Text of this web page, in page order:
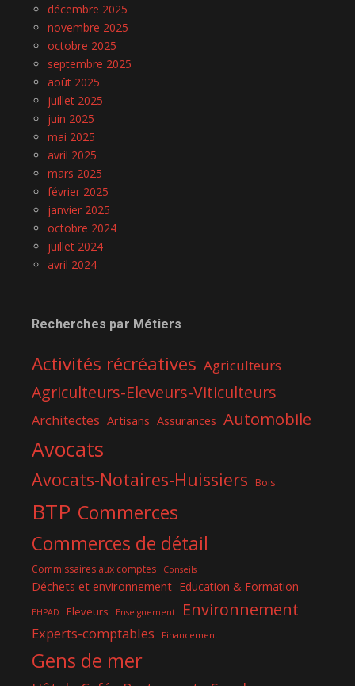
décembre 2025
novembre 2025
octobre 2025
septembre 2025
août 2025
juillet 2025
juin 2025
mai 2025
avril 2025
mars 2025
février 2025
janvier 2025
octobre 2024
juillet 2024
avril 2024
Recherches par Métiers
Activités récréatives Agriculteurs
Agriculteurs-Eleveurs-Viticulteurs
Architectes Artisans Assurances Automobile
Avocats
Avocats-Notaires-Huissiers Bois
BTP Commerces
Commerces de détail
Commissaires aux comptes Conseils
Déchets et environnement Education & Formation
EHPAD Eleveurs Enseignement Environnement
Experts-comptables Financement
Gens de mer